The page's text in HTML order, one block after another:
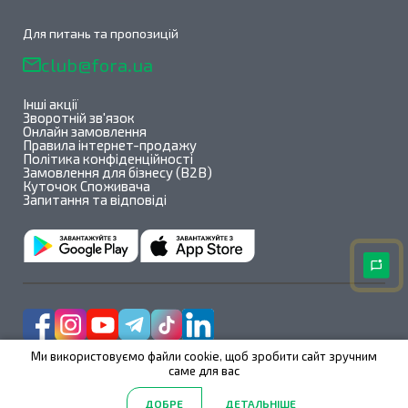
Для питань та пропозицій
club@fora.ua
Інші акції
Зворотній зв'язок
Онлайн замовлення
Правила інтернет-продажу
Політика конфіденційності
Замовлення для бізнесу (B2B)
Куточок Споживача
Запитання та відповіді
Fora@All rights reserved 2026
Ми використовуємо файли cookie, щоб зробити сайт зручним
саме для вас
ДОБРЕ ДЕТАЛЬНІШЕ